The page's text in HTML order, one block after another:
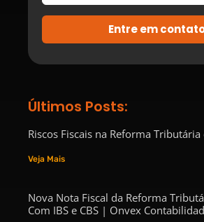
Entre em
Últimos Posts:
Riscos Fiscais na Reforma
Veja Mais
Nova Nota Fiscal da Reforma
Com IBS e CBS | Onvex